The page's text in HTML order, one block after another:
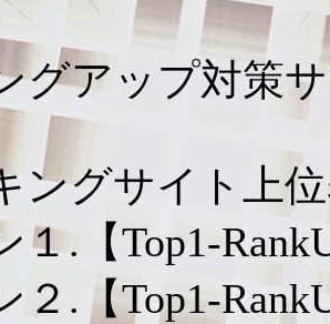
グアップ対策
ングサイト上
.【Top1-
.【Top1-